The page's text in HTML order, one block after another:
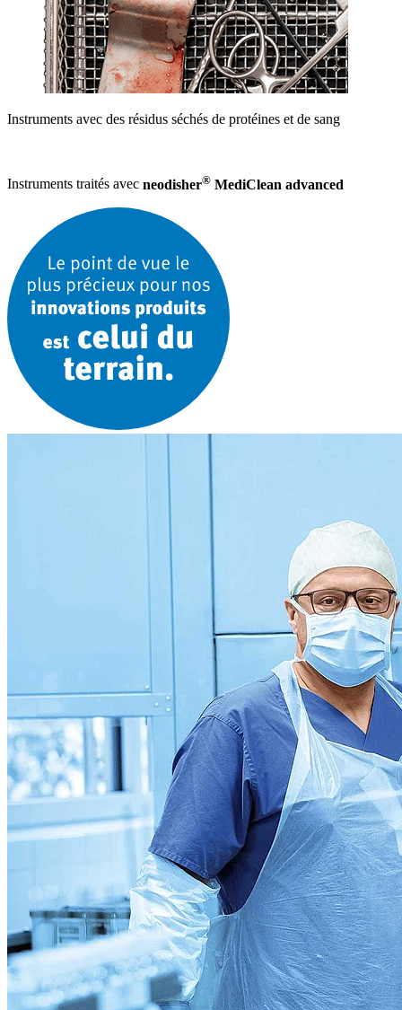
Instruments avec des résidus séchés de protéines et de sang
Instruments traités avec neodisher® MediClean advanced